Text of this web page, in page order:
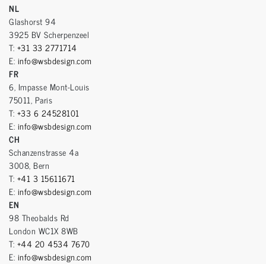
NL
Glashorst 94
3925 BV Scherpenzeel
T: +31 33 2771714
E: info@wsbdesign.com
FR
6, Impasse Mont-Louis
75011, Paris
T: +33 6 24528101
E: info@wsbdesign.com
CH
Schanzenstrasse 4a
3008, Bern
T: +41 3 15611671
E: info@wsbdesign.com
EN
98 Theobalds Rd
London WC1X 8WB
T: +44 20 4534 7670
E: info@wsbdesign.com